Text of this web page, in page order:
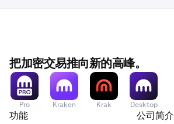
把加密交易推向新的高峰。
Pro Kraken Krak Desktop
功能 公司简介